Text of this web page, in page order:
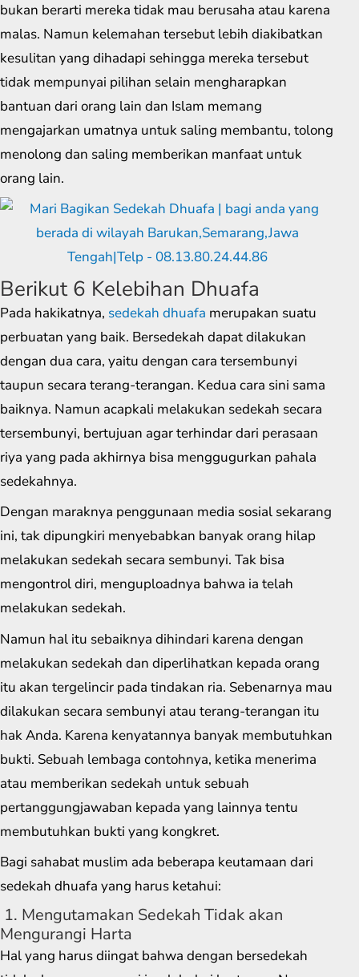
bukan berarti mereka tidak mau berusaha atau karena
malas. Namun kelemahan tersebut lebih diakibatkan
kesulitan yang dihadapi sehingga mereka tersebut
tidak mempunyai pilihan selain mengharapkan
bantuan dari orang lain dan Islam memang
mengajarkan umatnya untuk saling membantu, tolong
menolong dan saling memberikan manfaat untuk
orang lain.
Berikut 6 Kelebihan Dhuafa
Pada hakikatnya, sedekah dhuafa merupakan suatu
perbuatan yang baik. Bersedekah dapat dilakukan
dengan dua cara, yaitu dengan cara tersembunyi
taupun secara terang-terangan. Kedua cara sini sama
baiknya. Namun acapkali melakukan sedekah secara
tersembunyi, bertujuan agar terhindar dari perasaan
riya yang pada akhirnya bisa menggugurkan pahala
sedekahnya.
Dengan maraknya penggunaan media sosial sekarang
ini, tak dipungkiri menyebabkan banyak orang hilap
melakukan sedekah secara sembunyi. Tak bisa
mengontrol diri, menguploadnya bahwa ia telah
melakukan sedekah.
Namun hal itu sebaiknya dihindari karena dengan
melakukan sedekah dan diperlihatkan kepada orang
itu akan tergelincir pada tindakan ria. Sebenarnya mau
dilakukan secara sembunyi atau terang-terangan itu
hak Anda. Karena kenyatannya banyak membutuhkan
bukti. Sebuah lembaga contohnya, ketika menerima
atau memberikan sedekah untuk sebuah
pertanggungjawaban kepada yang lainnya tentu
membutuhkan bukti yang kongkret.
Bagi sahabat muslim ada beberapa keutamaan dari
sedekah dhuafa yang harus ketahui:
1. Mengutamakan Sedekah Tidak akan
Mengurangi Harta
Hal yang harus diingat bahwa dengan bersedekah